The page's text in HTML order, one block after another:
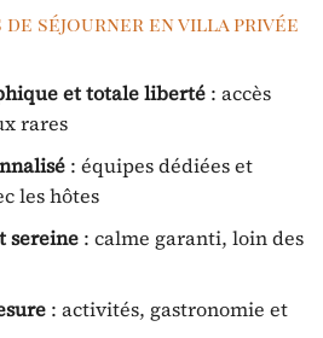
de séjourner en villa privée
et totale liberté: accès
rares
: équipes dédiées et
les hôtes
sereine: calme garanti, loin des
: activités, gastronomie et